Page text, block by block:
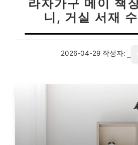
라자가구 메이 책
니, 거실 서재
2026-04-29 작성자: